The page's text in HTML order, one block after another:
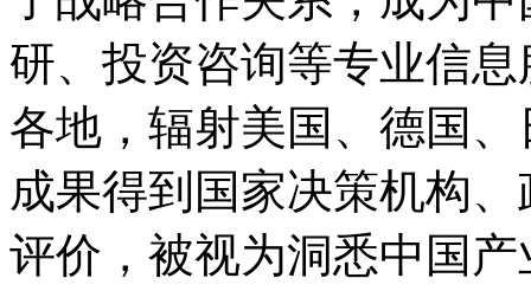
研、投资咨询等专业信
各地，辐射美国、德国
成果得到国家决策机构
评价，被视为洞悉中国